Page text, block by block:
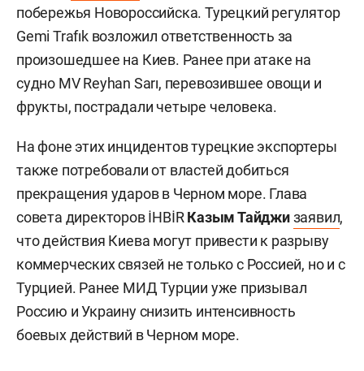
побережья Новороссийска. Турецкий регулятор
Gemi Trafık возложил ответственность за
произошедшее на Киев. Ранее при атаке на
судно MV Reyhan Sarı, перевозившее овощи и
фрукты, пострадали четыре человека.
На фоне этих инцидентов турецкие экспортеры
также потребовали от властей добиться
прекращения ударов в Черном море. Глава
совета директоров İHBİRКазым Тайджизаявил,
что действия Киева могут привести к разрыву
коммерческих связей не только с Россией, но и с
Турцией. Ранее МИД Турции уже призывал
Россию и Украину снизить интенсивность
боевых действий в Черном море.